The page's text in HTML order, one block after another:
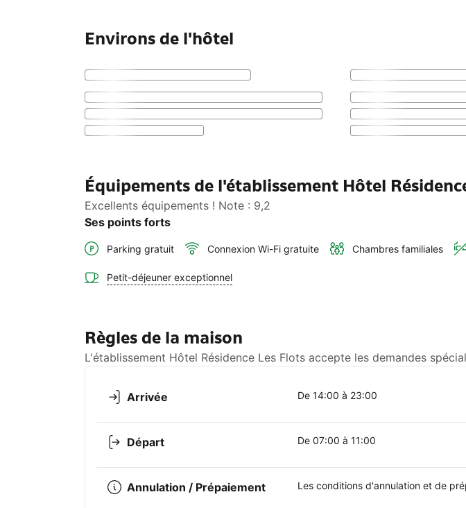
Environs de l'hôtel
Équipements de l'établissement Hôtel
Excellents équipements ! Note : 9,2
Ses points forts
Parking gratuit Connexion Wi-Fi gratuite Chambres familiales
Petit-déjeuner exceptionnel
Règles de la maison
L'établissement Hôtel Résidence Les Flots accepte les demandes
Arrivée De 14:00 à 23:00
Départ De 07:00 à 11:00
Annulation / Prépaiement Les conditions d'annulation et de